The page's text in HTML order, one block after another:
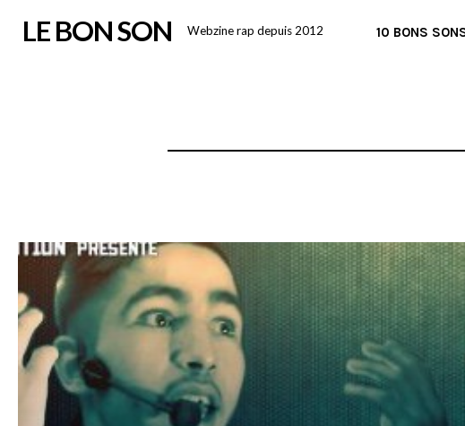
LE BON SON Webzine rap depuis 2012 10 BONS